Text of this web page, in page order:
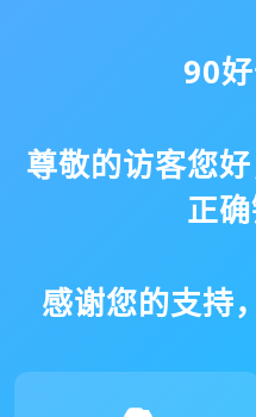
90
尊敬的访客您
正确
感谢您的支持